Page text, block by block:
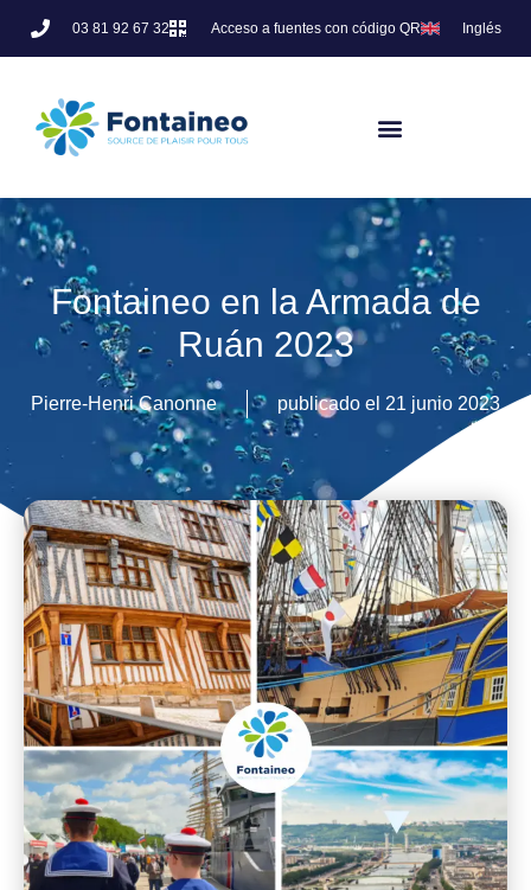
03 81 92 67 32 Acceso a fuentes con código QR Inglés
Fontaineo en la Armada de
Ruán 2023
Pierre-Henri Canonne publicado el 21 junio 2023